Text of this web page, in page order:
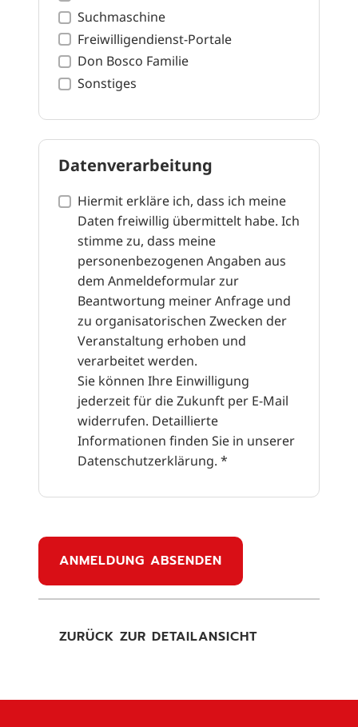
Suchmaschine
Freiwilligendienst-Portale
Don Bosco Familie
Sonstiges
Datenverarbeitung
Hiermit erkläre ich, dass ich meine
Daten freiwillig übermittelt habe. Ich
stimme zu, dass meine
personenbezogenen Angaben aus
dem Anmeldeformular zur
Beantwortung meiner Anfrage und
zu organisatorischen Zwecken der
Veranstaltung erhoben und
verarbeitet werden.
Sie können Ihre Einwilligung
jederzeit für die Zukunft per E-Mail
widerrufen. Detaillierte
Informationen finden Sie in unserer
Datenschutzerklärung. *
ZURÜCK ZUR DETAILANSICHT